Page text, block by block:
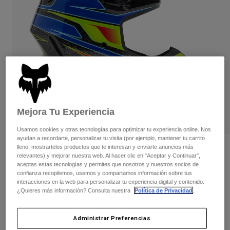
Pantalones largos
Pantalones cortos
Chaquetas y chalecos
Gafas de protección
Calcetines
Recambios
Pantalones
Guantes
Chaquetas
Protecciones
Gafas de protección
Calcetines
Mochilas y accesorios
Recambios
Camisas
Ver todo
Mujer
Camisetas y tops
Sudaderas
Chaquetas
Pantalones
Camisas
Ver todo
Protecciones
Gafas de Protección
Calcetines
Ver todo
Moto
Camisetas
Pantalones
Botas
Protecciones
Gafas de Protección
Casco V3 RS Acric
N.º de artículo32995
649,99 €
aquí.
Mejora Tu Experiencia
Usamos cookies y otras tecnologías para optimizar tu experiencia online. Nos
ayudan a recordarte, personalizar tu visita (por ejemplo, mantener tu carrito
lleno, mostrartelos productos que te interesan y enviarte anuncios más
relevantes) y mejorar nuestra web. Al hacer clic en "Aceptar y Continuar",
aceptas estas tecnologías y permites que nosotros y nuestros socios de
confianza recopilemos, usemos y compartamos información sobre tus
interacciones en la web para personalizar tu experiencia digital y contenido.
¿Quieres más información? Consulta nuestra
Política de Privacidad
Administrar Preferencias